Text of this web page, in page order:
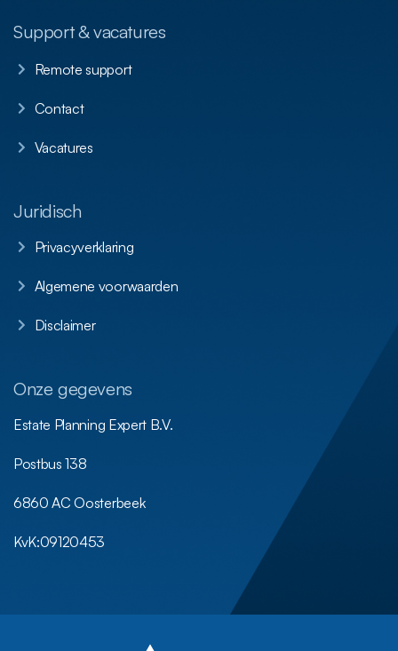
Support & vacatures
Remote support
Contact
Vacatures
Juridisch
Privacyverklaring
Algemene voorwaarden
Disclaimer
Onze gegevens
Estate Planning Expert B.V.
Postbus 138
6860 AC Oosterbeek
KvK:09120453